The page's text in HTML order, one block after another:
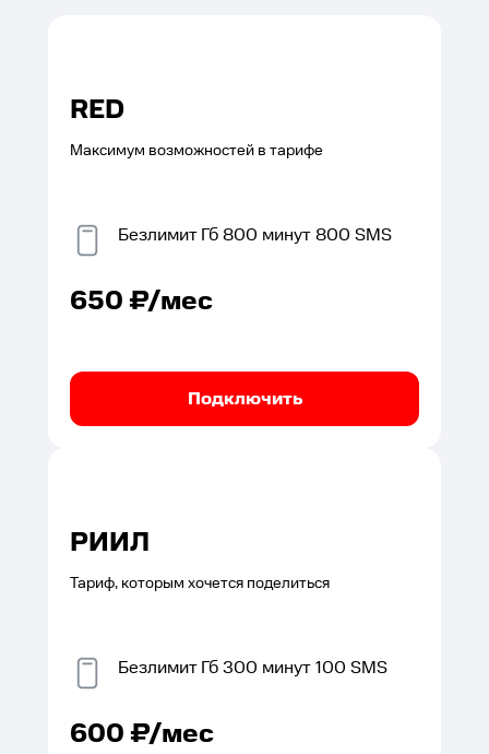
RED
Максимум возможностей в тарифе
БезлимитГб800 минут800 SMS
650₽/мес
Подключить
РИИЛ
Тариф, которым хочется поделиться
БезлимитГб300 минут100 SMS
600₽/мес